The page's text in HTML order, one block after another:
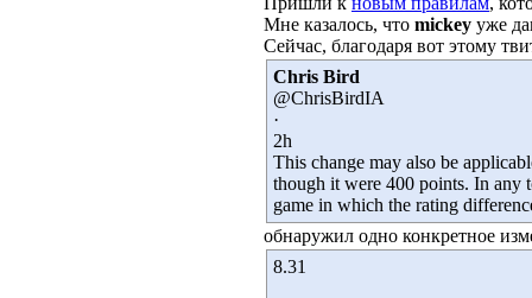
Мне казалось, что mickey уже
Сейчас, благодаря вот этому
Chris Bird
@ChrisBirdIA
·
2h
This change may also be
though it were 400 points. In any
game in which the rating
обнаружил одно конкретное
8.31